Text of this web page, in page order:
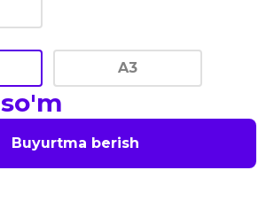
A3
so'm
Buyurtma berish